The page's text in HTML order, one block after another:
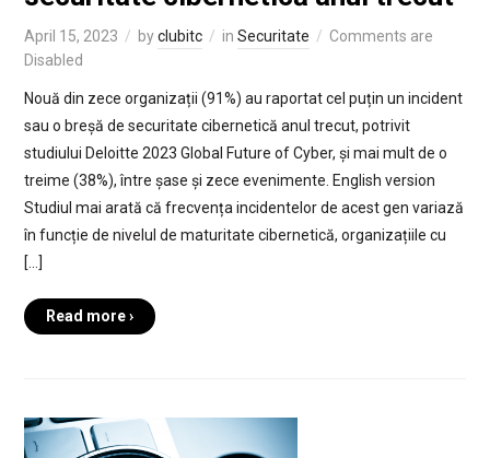
April 15, 2023 byclubitc in Securitate
Comments are
Disabled
Nouă din zece organizații (91%) au raportat cel puțin un incident
sau o breșă de securitate cibernetică anul trecut, potrivit
studiului Deloitte 2023 Global Future of Cyber, și mai mult de o
treime (38%), între șase și zece evenimente. English version
Studiul mai arată că frecvența incidentelor de acest gen variază
în funcție de nivelul de maturitate cibernetică, organizațiile cu
[…]
Read more ›